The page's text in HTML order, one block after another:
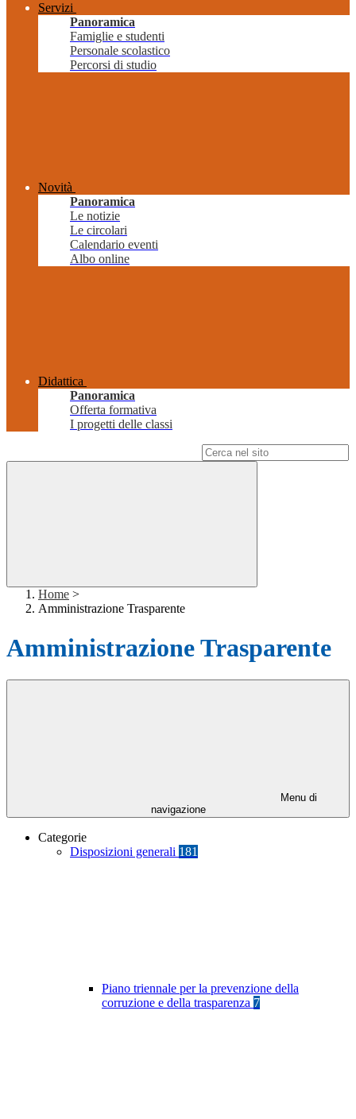
Servizi
Panoramica
Famiglie e studenti
Personale scolastico
Percorsi di studio
Novità
Panoramica
Le notizie
Le circolari
Calendario eventi
Albo online
Didattica
Panoramica
Offerta formativa
I progetti delle classi
Home >
Amministrazione Trasparente
Amministrazione Trasparente
Menu di
navigazione
Categorie
Disposizioni generali 181
Piano triennale per la prevenzione della
corruzione e della trasparenza 7